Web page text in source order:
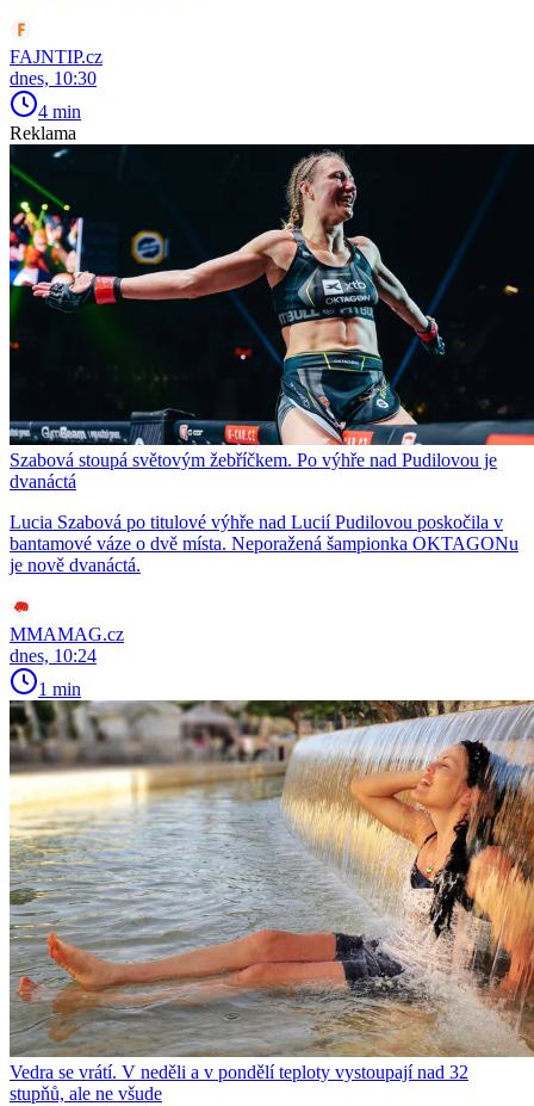
FAJNTIP.cz
dnes, 10:30
4 min
Reklama
Szabová stoupá světovým žebříčkem. Po výhře nad Pudilovou je
dvanáctá
Lucia Szabová po titulové výhře nad Lucií Pudilovou poskočila v
bantamové váze o dvě místa. Neporažená šampionka OKTAGONu
je nově dvanáctá.
MMAMAG.cz
dnes, 10:24
1 min
Vedra se vrátí. V neděli a v pondělí teploty vystoupají nad 32
stupňů, ale ne všude